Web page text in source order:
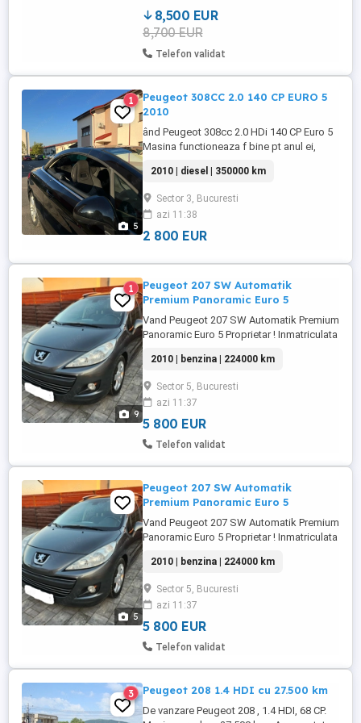
ROBOTRONIC) - Stop-start ...
8,500 EUR
8,700 EUR
Telefon validat
5
1
Peugeot 308CC 2.0 140 CP EURO 5
2010
ând Peugeot 308cc 2.0 HDi 140 CP Euro 5
Masina functioneaza f bine pt anul ei,
care sunt interesate, fara a mai negocia la
fata locului pt ca am nevoie sa o vand pt
avansul altei masini. Este o masina in stare
buna de functionare si nu s interesata de
aberatii! * ...
2010 | diesel | 350000 km
Sector 3, Bucuresti
azi 11:38
2 800 EUR
9
1
Peugeot 207 SW Automatik
Premium Panoramic Euro 5
Vand Peugeot 207 SW Automatik Premium
Panoramic Euro 5 Proprietar ! Inmatriculata
Versiune 120 Automatik Premium Culoare
Gri metalizat Număr de portiere 5 Număr
locuri 5 Anul producției 2010 Combustibil
Benzina Capacitate cilindrica 1 598 cm3
Putere 120 ...
2010 | benzina | 224000 km
Sector 5, Bucuresti
azi 11:37
5 800 EUR
Telefon validat
5
Peugeot 207 SW Automatik
Premium Panoramic Euro 5
Vand Peugeot 207 SW Automatik Premium
Panoramic Euro 5 Proprietar ! Inmatriculata
120 Automatik Premium Culoare Gri
metalizat Număr de portiere 5 Număr
locuri 5 Anul producției 2010 Combustibil
Benzina Capacitate cilindrica 1 598 cm3
Putere 120 CP Tip Caroserie ...
2010 | benzina | 224000 km
Sector 5, Bucuresti
azi 11:37
5 800 EUR
Telefon validat
3 Peugeot 208 1.4 HDI cu 27.500 km
De vanzare Peugeot 208 , 1.4 HDI, 68 CP.